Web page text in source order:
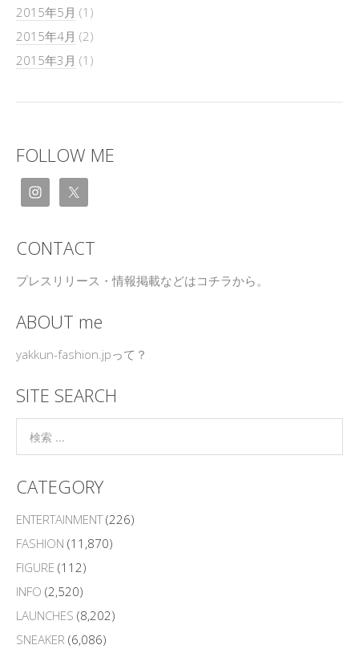
2015年5月 (1)
2015年4月 (2)
2015年3月 (1)
FOLLOW ME
CONTACT
プレスリリース・情報掲載などはコチラから。
ABOUT me
yakkun-fashion.jpって？
SITE SEARCH
CATEGORY
ENTERTAINMENT(226)
FASHION (11,870)
FIGURE (112)
INFO (2,520)
LAUNCHES (8,202)
SNEAKER (6,086)